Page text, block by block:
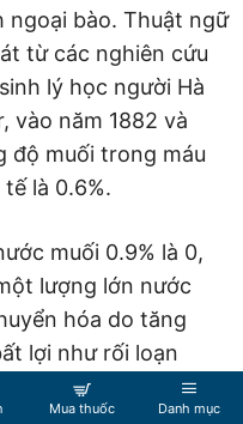
ngoại bào. Thuật ngữ
từ các nghiên cứu
lý học người Hà
vào năm 1882 và
độ muối trong máu
là 0.6%.
muối 0.9% là 0,
lượng lớn nước
hóa do tăng
lợi như rối loạn
đã được cho là do
Mua thuốc Danh mục